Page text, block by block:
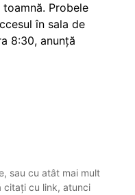
Probele
în sala de
8:30, anunță
sau cu atât mai mult
citați cu link, atunci